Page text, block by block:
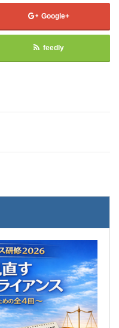
Google+
feedly